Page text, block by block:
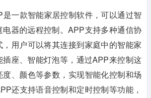
一款智能家居控制软件，可以通过智
器的远程控制。APP支持多种通信协
用户可以将其连接到家庭中的智能家
插座、智能灯泡等，通过APP来控制这
、颜色等参数，实现智能化控制和场
还支持语音控制和定时控制等功能，